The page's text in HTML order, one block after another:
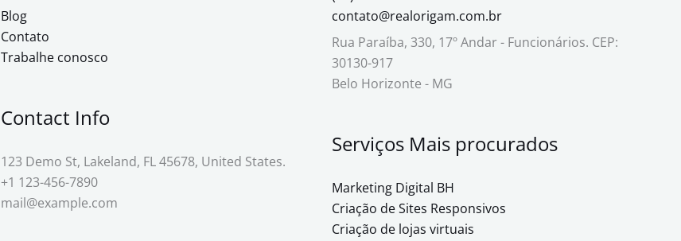
Blog
Contato
Trabalhe conosco
Contact Info
123 Demo St, Lakeland, FL 45678, United States.
+1 123-456-7890
mail@example.com
contato@realorigam.com.br
Rua Paraíba, 330, 17º Andar - Funcionários. CEP:
30130-917
Belo Horizonte - MG
Serviços Mais procurados
Marketing Digital BH
Criação de Sites Responsivos
Criação de lojas virtuais